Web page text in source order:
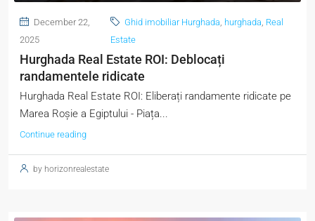
December 22,
2025
Ghid imobiliar Hurghada hurghada Real
Estate
Hurghada Real Estate ROI: Deblocați
randamentele ridicate
Hurghada Real Estate ROI: Eliberați randamente ridicate pe
Marea Roșie a Egiptului - Piața...
Continue reading
by horizonrealestate